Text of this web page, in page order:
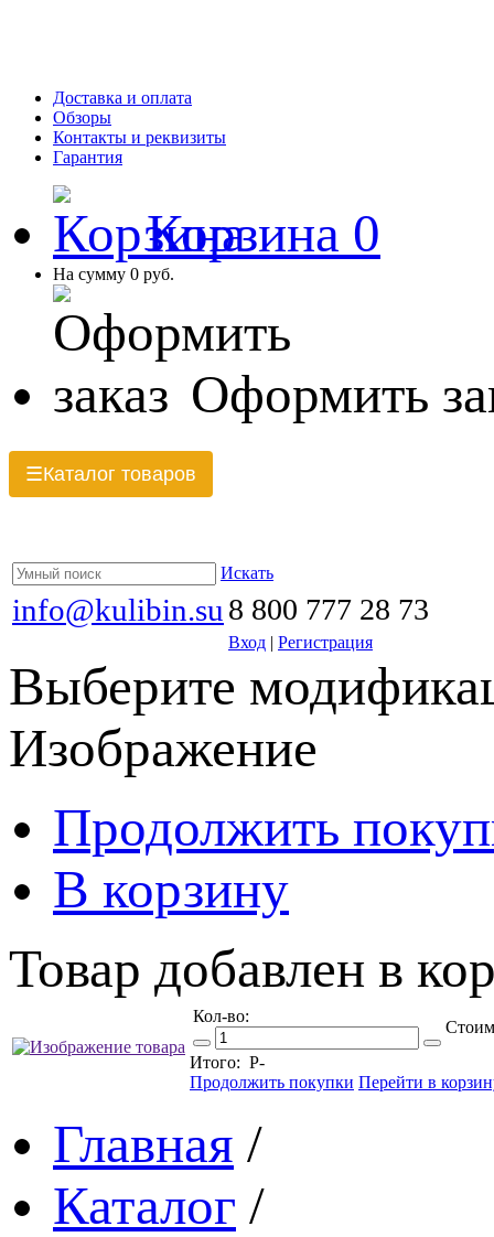
Доставка и оплата
Обзоры
Контакты и реквизиты
Гарантия
Корзина 0
На сумму 0 руб.
Оформить
☰Каталог товаров
Искать
info@kulibin.su 8 800 777 28 73
Вход | Регистрация
Выберите
Изображение
Продолжить
В корзину
Товар добавлен в
Кол-во:
Итого: Р-
Продолжить покупки Перейти в
Главная /
Каталог /